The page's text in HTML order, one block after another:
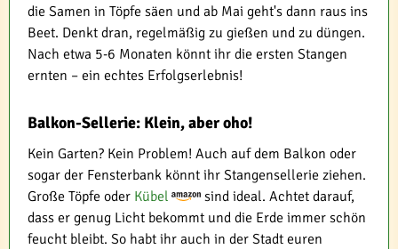
die Samen in Töpfe säen und ab Mai geht's dann raus ins
Beet. Denkt dran, regelmäßig zu gießen und zu düngen.
Nach etwa 5-6 Monaten könnt ihr die ersten Stangen
ernten – ein echtes Erfolgserlebnis!
Balkon-Sellerie: Klein, aber oho!
Kein Garten? Kein Problem! Auch auf dem Balkon oder
sogar der Fensterbank könnt ihr Stangensellerie ziehen.
Große Töpfe oder Kübel
sind ideal. Achtet darauf,
dass er genug Licht bekommt und die Erde immer schön
feucht bleibt. So habt ihr auch in der Stadt euren